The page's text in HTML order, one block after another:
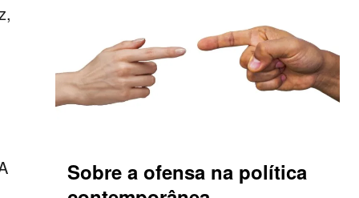
Sobre a ofensa na política